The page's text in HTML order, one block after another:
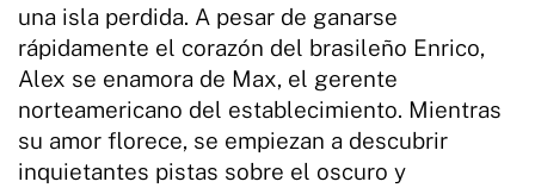
una isla perdida. A pesar de ganarse
rápidamente el corazón del brasileño Enrico,
Alex se enamora de Max, el gerente
norteamericano del establecimiento. Mientras
su amor florece, se empiezan a descubrir
inquietantes pistas sobre el oscuro y